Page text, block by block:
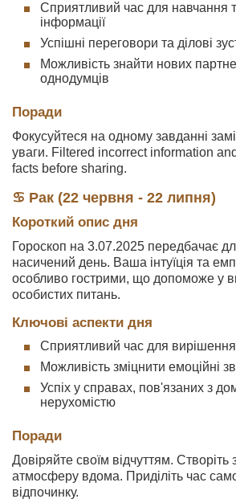
Сприятливий час для навчання
інформації
Успішні переговори та ділові
Можливість знайти нових
однодумців
Поради
Фокусуйтеся на одному завданні
уваги. Filtered incorrect information
facts before sharing.
♋ Рак (22 червня - 22 липня)
Короткий опис дня
Гороскоп на 3.07.2025 передбачає
насичений день. Ваша інтуїція та
особливо гострими, що допоможе у
особистих питань.
Ключові аспекти дня
Сприятливий час для
Можливість зміцнити емоційні
Успіх у справах, пов'язаних з
нерухомістю
Поради
Довіряйте своїм відчуттям. Створіть
атмосферу вдома. Приділіть час
відпочинку.